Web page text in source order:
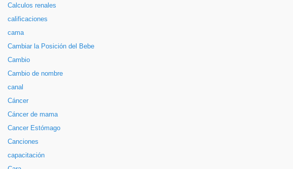
Calculos renales
calificaciones
cama
Cambiar la Posición del Bebe
Cambio
Cambio de nombre
canal
Cáncer
Cáncer de mama
Cancer Estómago
Canciones
capacitación